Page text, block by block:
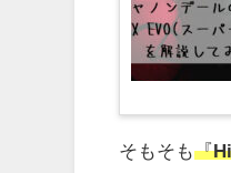
そもそも『